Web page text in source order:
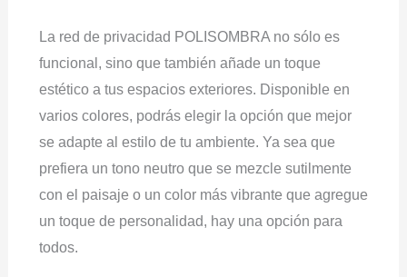
La red de privacidad POLISOMBRA no sólo es
funcional, sino que también añade un toque
estético a tus espacios exteriores. Disponible en
varios colores, podrás elegir la opción que mejor
se adapte al estilo de tu ambiente. Ya sea que
prefiera un tono neutro que se mezcle sutilmente
con el paisaje o un color más vibrante que agregue
un toque de personalidad, hay una opción para
todos.